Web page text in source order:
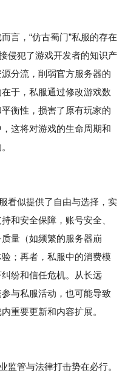
言，“仿古蜀门”私服的存在
侵犯了游戏开发者的知识产
分流，削弱官方服务器的
于，私服通过修改游戏数
衡性，损害了原有玩家的
这将对游戏的生命周期和
看似提供了自由与选择，实
和安全保障，账号安全、
量（如频繁的服务器崩
；再者，私服中的消费模
纷和信任危机。从长远
与私服活动，也可能导致
重要更新和内容扩展。
监管与法律打击势在必行。